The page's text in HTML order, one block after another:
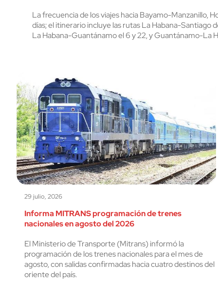
La frecuencia de los viajes hacia Bayamo-Manzanillo,
días; el itinerario incluye las rutas La Habana-Santiago
La Habana-Guantánamo el 6 y 22, y Guantánamo-La
29 julio, 2026
Informa MITRANS programación de trenes
nacionales en agosto del 2026
El Ministerio de Transporte (Mitrans) informó la
programación de los trenes nacionales para el mes de
agosto, con salidas confirmadas hacia cuatro destinos del
oriente del país.